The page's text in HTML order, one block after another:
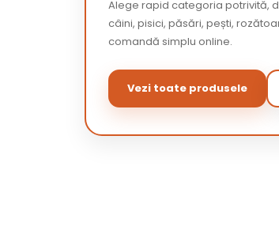
Alege rapid categoria potrivită,
câini, pisici, păsări, pești,
comandă simplu online.
Vezi toate produsele